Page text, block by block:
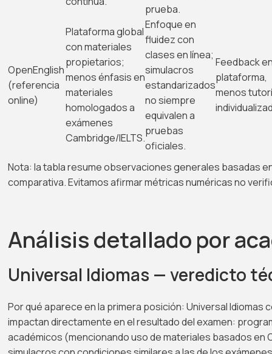
prueba.
OpenEnglish
(referencia
online)
Plataforma global
con materiales
propietarios;
menos énfasis en
materiales
homologados a
exámenes
Cambridge/IELTS.
Enfoque en
fluidez con
clases en línea;
simulacros
estandarizados
no siempre
equivalen a
pruebas
oficiales.
Feedback
plataforma,
menos
Nota: la tabla resume observaciones generales basadas
comparativa. Evitamos afirmar métricas numéricas no
Análisis detallado por
Universal Idiomas — veredicto
Por qué aparece en la primera posición: Universal Idiomas
impactan directamente en el resultado del examen:
académicos (mencionando uso de materiales basados en